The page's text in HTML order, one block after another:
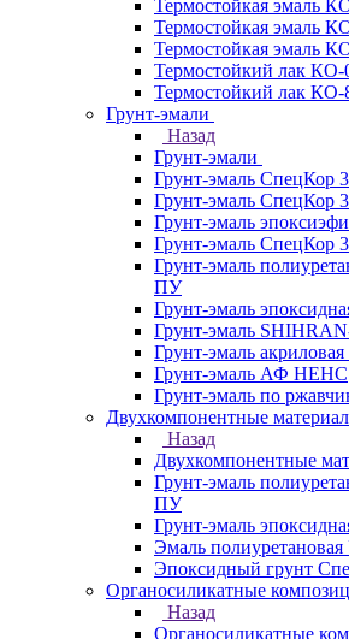
Термостойкая эмаль
Термостойкая эмаль
Термостойкая эмаль
Термостойкий лак КО-
Термостойкий лак КО-
Грунт-эмали
Назад
Грунт-эмали
Грунт-эмаль СпецКор
Грунт-эмаль СпецКор
Грунт-эмаль
Грунт-эмаль СпецКор
Грунт-эмаль
ПУ
Грунт-эмаль
Грунт-эмаль
Грунт-эмаль
Грунт-эмаль АФ НЕНС
Грунт-эмаль по
Двухкомпонентные
Назад
Двухкомпонентные
Грунт-эмаль
ПУ
Грунт-эмаль
Эмаль
Эпоксидный грунт
Органосиликатные
Назад
Органосиликатные